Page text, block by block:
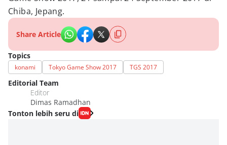
Chiba, Jepang.
Share Article
Topics
konami Tokyo Game Show 2017 TGS 2017
Editorial Team
Editor
Dimas Ramadhan
Tonton lebih seru di